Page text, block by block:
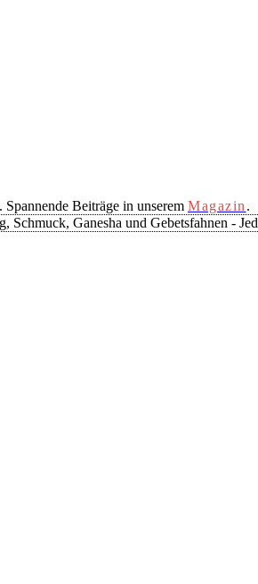
Beiträge in unserem Magazin .
Schmuck, Ganesha und Gebetsfahnen -